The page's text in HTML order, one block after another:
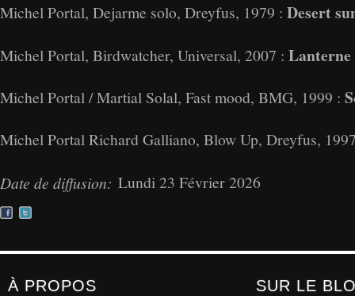
Michel Portal, Dejarme solo, Dreyfus, 1979 : Desert
Michel Portal, Birdwatcher, Universal, 2007 :
Michel Portal / Martial Solal, Fast mood, BMG, 1999 :
Michel Portal Richard Galliano, Blow Up, Dreyfus,
Date de diffusion: Lundi 23 Février 2026
À PROPOS SUR LE